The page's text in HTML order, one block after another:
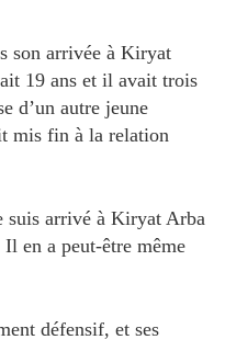
son arrivée à Kiryat
19 ans et il avait trois
d’un autre jeune
mis fin à la relation
suis arrivé à Kiryat Arba
en a peut-être même
défensif, et ses